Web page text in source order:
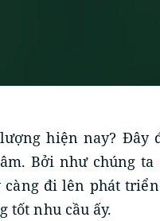
hiện nay? Đây
Bởi như chúng
đi lên phát
tốt nhu cầu ấy.